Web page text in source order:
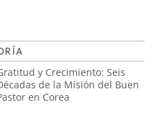
y Crecimiento: Seis
de la Misión del Buen
en Corea